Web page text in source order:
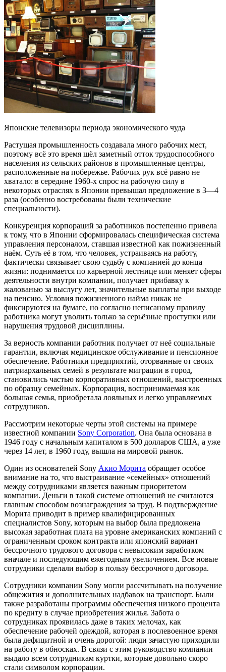
Японские телевизоры периода экономического чуда
Растущая промышленность создавала много рабочих мест,
поэтому всё это время шёл заметный отток трудоспособного
населения из сельских районов в промышленные центры,
расположенные на побережье. Рабочих рук всё равно не
хватало: в середине 1960-х спрос на рабочую силу в
некоторых отраслях в Японии превышал предложение в 3—4
раза (особенно востребованы были технические
специальности).
Конкуренция корпораций за работников постепенно привела
к тому, что в Японии сформировалась специфическая система
управления персоналом, ставшая известной как пожизненный
наём. Суть её в том, что человек, устраиваясь на работу,
фактически связывает свою судьбу с компанией до конца
жизни: поднимается по карьерной лестнице или меняет сферы
деятельности внутри компании, получает прибавку к
жалованью за выслугу лет, значительные выплаты при выходе
на пенсию. Условия пожизненного найма никак не
фиксируются на бумаге, но согласно неписаному правилу
работника могут уволить только за серьёзные проступки или
нарушения трудовой дисциплины.
За верность компании работник получает от неё социальные
гарантии, включая медицинское обслуживание и пенсионное
обеспечение. Работники предприятий, оторванные от своих
патриархальных семей в результате миграции в город,
становились частью корпоративных отношений, выстроенных
по образцу семейных. Корпорация, воспринимаемая как
большая семья, приобретала лояльных и легко управляемых
сотрудников.
Рассмотрим некоторые черты этой системы на примере
известной компании Sony Corporation. Она была основана в
1946 году с начальным капиталом в 500 долларов США, а уже
через 14 лет, в 1960 году, вышла на мировой рынок.
Один из основателей Sony Акио Морита обращает особое
внимание на то, что выстраивание «семейных» отношений
между сотрудниками является важным приоритетом
компании. Деньги в такой системе отношений не считаются
главным способом вознаграждения за труд. В подтверждение
Морита приводит в пример квалифицированных
специалистов Sony, которым на выбор была предложена
высокая заработная плата на уровне американских компаний с
ограниченным сроком контракта или японский вариант
бессрочного трудового договора с невысоким заработком
вначале и последующим ежегодным увеличением. Все новые
сотрудники сделали выбор в пользу бессрочного договора.
Сотрудники компании Sony могли рассчитывать на получение
общежития и дополнительных надбавок на транспорт. Были
также разработаны программы обеспечения низкого процента
по кредиту в случае приобретения жилья. Забота о
сотрудниках проявилась даже в таких мелочах, как
обеспечение рабочей одеждой, которая в послевоенное время
была дефицитной и очень дорогой: люди зачастую приходили
на работу в обносках. В связи с этим руководство компании
выдало всем сотрудникам куртки, которые довольно скоро
стали символом корпорации.